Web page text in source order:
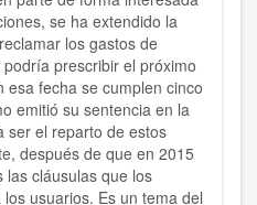
se ha extendido la
los gastos de
prescribir el próximo
fecha se cumplen cinco
emitió su sentencia en la
ser el reparto de estos
después de que en 2015
las cláusulas que los
usuarios. Es un tema del